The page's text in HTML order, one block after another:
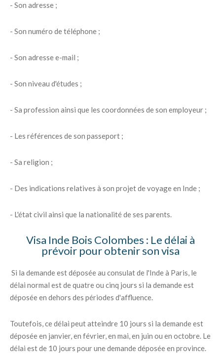
- Son adresse ;
- Son numéro de téléphone ;
- Son adresse e-mail ;
- Son niveau d'études ;
- Sa profession ainsi que les coordonnées de son employeur ;
- Les références de son passeport ;
- Sa religion ;
- Des indications relatives à son projet de voyage en Inde ;
- L'état civil ainsi que la nationalité de ses parents.
Visa Inde Bois Colombes : Le délai à
prévoir pour obtenir son visa
Si la demande est déposée au consulat de l'Inde à Paris, le
délai normal est de quatre ou cinq jours si la demande est
déposée en dehors des périodes d'affluence.
Toutefois, ce délai peut atteindre 10 jours si la demande est
déposée en janvier, en février, en mai, en juin ou en octobre. Le
délai est de 10 jours pour une demande déposée en province.